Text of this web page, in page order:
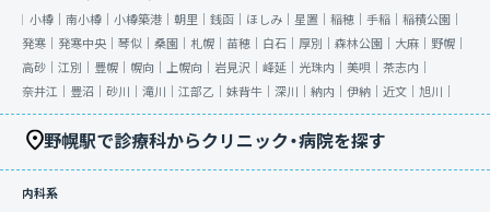
小樽｜ 南小樽｜ 小樽築港｜ 朝里｜ 銭函｜ ほしみ｜ 星置｜ 稲穂｜ 手稲｜ 稲積公園｜
発寒｜ 発寒中央｜ 琴似｜ 桑園｜ 札幌｜ 苗穂｜ 白石｜ 厚別｜ 森林公園｜ 大麻｜ 野幌｜
高砂｜ 江別｜ 豊幌｜ 幌向｜ 上幌向｜ 岩見沢｜ 峰延｜ 光珠内｜ 美唄｜ 茶志内｜
奈井江｜ 豊沼｜ 砂川｜ 滝川｜ 江部乙｜ 妹背牛｜ 深川｜ 納内｜ 伊納｜ 近文｜ 旭川｜
野幌駅で診療科からクリニック・病院を探す
内科系